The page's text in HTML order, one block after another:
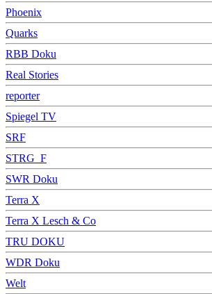
Phoenix
Quarks
RBB Doku
Real Stories
reporter
Spiegel TV
SRF
STRG_F
SWR Doku
Terra X
Terra X Lesch & Co
TRU DOKU
WDR Doku
Welt